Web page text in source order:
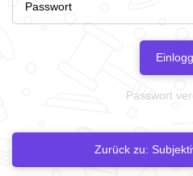
Passwort
Zurück zu: